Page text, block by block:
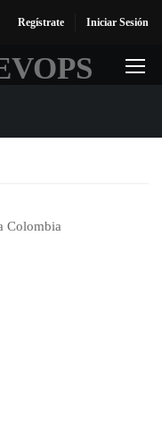
Regístrate Iniciar Sesión
Colombia